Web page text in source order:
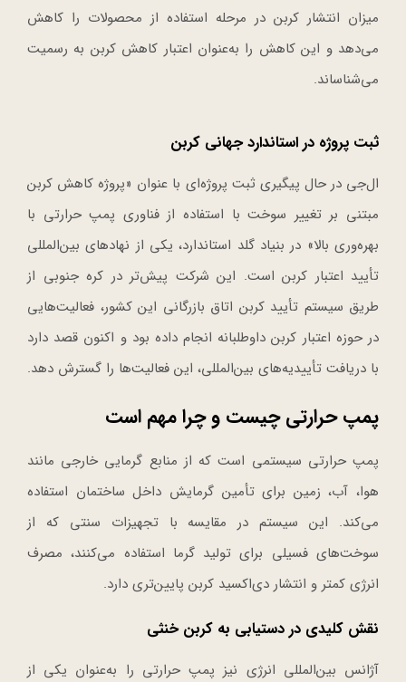
میزان انتشار کربن در مرحله استفاده از محصولات را کاهش
می‌دهد و این کاهش را به‌عنوان اعتبار کاهش کربن به رسمیت
می‌شناساند.
ثبت پروژه در استاندارد جهانی کربن
ال‌جی در حال پیگیری ثبت پروژه‌ای با عنوان «پروژه کاهش کربن
مبتنی بر تغییر سوخت با استفاده از فناوری پمپ حرارتی با
بهره‌وری بالا» در بنیاد گلد استاندارد، یکی از نهادهای بین‌المللی
تأیید اعتبار کربن است. این شرکت پیش‌تر در کره جنوبی از
طریق سیستم تأیید کربن اتاق بازرگانی این کشور، فعالیت‌هایی
در حوزه اعتبار کربن داوطلبانه انجام داده بود و اکنون قصد دارد
با دریافت تأییدیه‌های بین‌المللی، این فعالیت‌ها را گسترش دهد.
پمپ حرارتی چیست و چرا مهم است
پمپ حرارتی سیستمی است که از منابع گرمایی خارجی مانند
هوا، آب، زمین برای تأمین گرمایش داخل ساختمان استفاده
می‌کند. این سیستم در مقایسه با تجهیزات سنتی که از
سوخت‌های فسیلی برای تولید گرما استفاده می‌کنند، مصرف
انرژی کمتر و انتشار دی‌اکسید کربن پایین‌تری دارد.
نقش کلیدی در دستیابی به کربن خنثی
آژانس بین‌المللی انرژی نیز پمپ حرارتی را به‌عنوان یکی از